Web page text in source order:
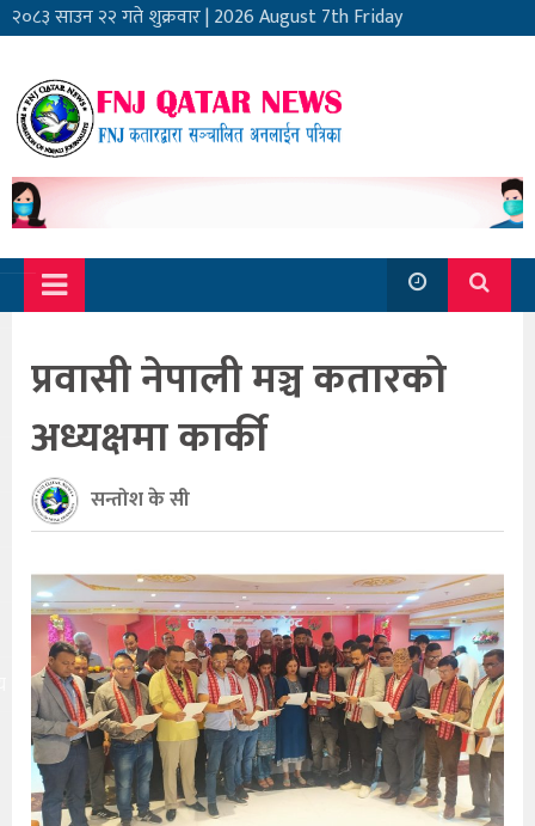
२०८३ साउन २२ गते शुक्रवार|2026 August 7th Friday
प्रवासी नेपाली मञ्च कतारको
अध्यक्षमा कार्की
सन्तोश के सी